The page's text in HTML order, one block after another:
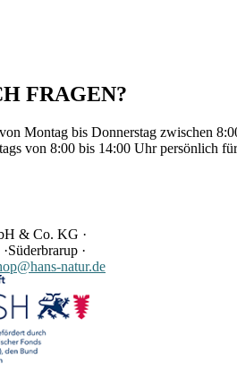
FRAGEN?
Montag bis Donnerstag zwischen
von 8:00 bis 14:00 Uhr persönlich für
& Co. KG ·
Süderbrarup ·
natur.de